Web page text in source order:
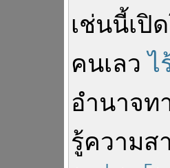
เช่นนี้เปิด
คนเลว ไ
อำนาจท
รู้ความส